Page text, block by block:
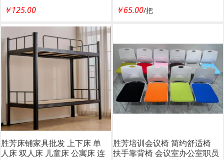
宿舍床 鑫成林家具
￥125.00 ￥65.00/把
胜芳床铺家具批发 上下床 单
人床 双人床 儿童床 公寓床 连
胜芳培训会议椅 简约舒适椅
扶手靠背椅 会议室办公室职员